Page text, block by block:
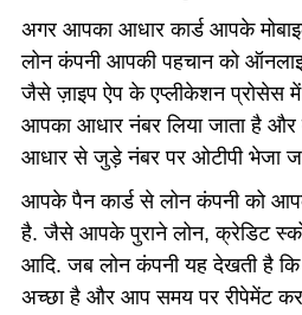
अगर आपका आधार कार्ड आपके
लोन कंपनी आपकी पहचान को
जैसे ज़ाइप ऐप के एप्लीकेशन प्रोसेस
आपका आधार नंबर लिया जाता है
आधार से जुड़े नंबर पर ओटीपी भेजा
आपके पैन कार्ड से लोन कंपनी को
है. जैसे आपके पुराने लोन, क्रेडिट
आदि. जब लोन कंपनी यह देखती है
अच्छा है और आप समय पर रीपेमेंट